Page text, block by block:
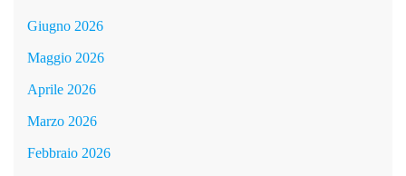
Giugno 2026
Maggio 2026
Aprile 2026
Marzo 2026
Febbraio 2026